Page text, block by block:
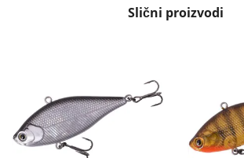
Slični proizvodi